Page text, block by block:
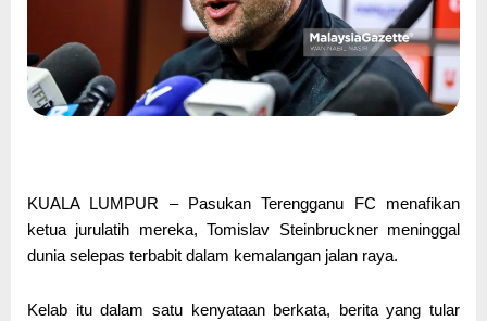
KUALA LUMPUR – Pasukan Terengganu FC menafikan
ketua jurulatih mereka, Tomislav Steinbruckner meninggal
dunia selepas terbabit dalam kemalangan jalan raya.
Kelab itu dalam satu kenyataan berkata, berita yang tular